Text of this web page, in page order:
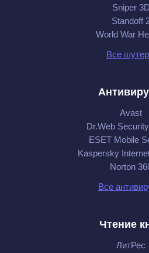
Sniper 3D
Standoff
World War
Все
Avast
Dr.Web
ESET Mobile
Kaspersky
Norton
Все
Чтение
ЛитРес